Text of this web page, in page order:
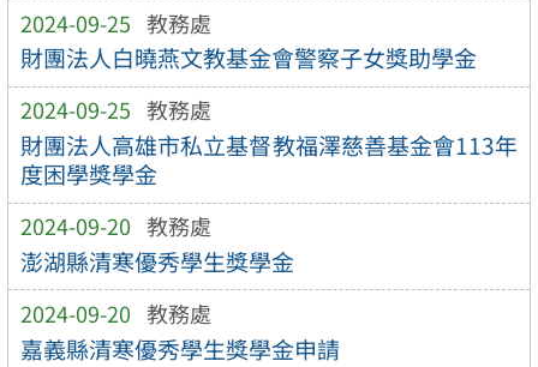
2024-09-25 教務處
財團法人白曉燕文教基金會警察子女獎助學金
2024-09-25 教務處
財團法人高雄市私立基督教福澤慈善基金會113年
度困學獎學金
2024-09-20 教務處
澎湖縣清寒優秀學生獎學金
2024-09-20 教務處
嘉義縣清寒優秀學生獎學金申請